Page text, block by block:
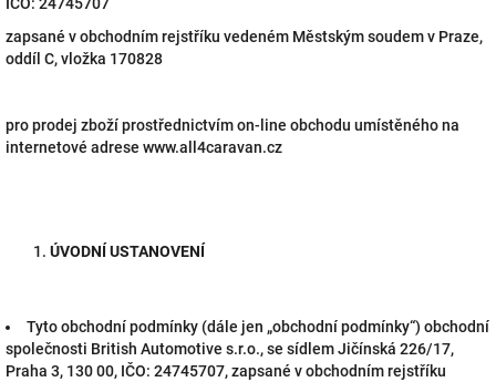
zapsané v obchodním rejstříku vedeném Městským soudem v Praze,
oddíl C, vložka 170828
pro prodej zboží prostřednictvím on-line obchodu umístěného na
internetové adrese www.all4caravan.cz
ÚVODNÍ USTANOVENÍ
Tyto obchodní podmínky (dále jen „obchodní podmínky“) obchodní
společnosti British Automotive s.r.o., se sídlem Jičínská 226/17,
Praha 3, 130 00, IČO: 24745707, zapsané v obchodním rejstříku